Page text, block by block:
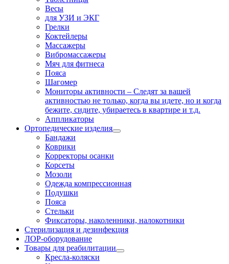
Весы
для УЗИ и ЭКГ
Грелки
Коктейлеры
Массажеры
Вибромассажеры
Мяч для фитнеса
Пояса
Шагомер
Мониторы активности – Следят за вашей
активностью не только, когда вы идете, но и когда
бежите, сидите, убираетесь в квартире и т.д.
Аппликаторы
Ортопедические изделия
Бандажи
Коврики
Корректоры осанки
Корсеты
Мозоли
Одежда компрессионная
Подушки
Пояса
Стельки
Фиксаторы, наколенники, налокотники
Стерилизация и дезинфекция
ЛОР-оборудование
Товары для реабилитации
Кресла-коляски